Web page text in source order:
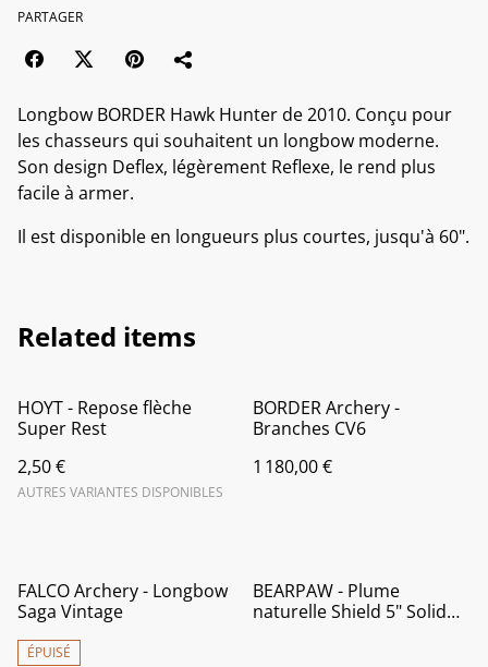
PARTAGER
Longbow BORDER Hawk Hunter de 2010. Conçu pour
les chasseurs qui souhaitent un longbow moderne.
Son design Deflex, légèrement Reflexe, le rend plus
facile à armer.
Il est disponible en longueurs plus courtes, jusqu'à 60".
Related items
HOYT - Repose flèche
Super Rest
2,50 €
AUTRES VARIANTES DISPONIBLES
BORDER Archery -
Branches CV6
1 180,00 €
FALCO Archery - Longbow
Saga Vintage
ÉPUISÉ
BEARPAW - Plume
naturelle Shield 5" Solid